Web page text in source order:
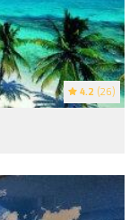
4.2 (26)